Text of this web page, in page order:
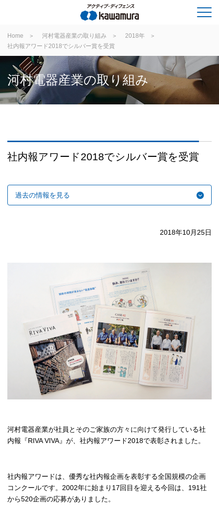
Home 河村電器産業の取り組み
2018年
社内報アワード2018でシルバー賞を受賞
河村電器産業の取り組み
社内報アワード2018でシルバー賞を受賞
過去の情報を見る
2018年10月25日
河村電器産業が社員とそのご家族の方々に向けて発行している社
内報『RIVA VIVA』が、社内報アワード2018で表彰されました。
社内報アワードは、優秀な社内報企画を表彰する全国規模の企画
コンクールです。2002年に始まり17回目を迎える今回は、191社
から520企画の応募がありました。